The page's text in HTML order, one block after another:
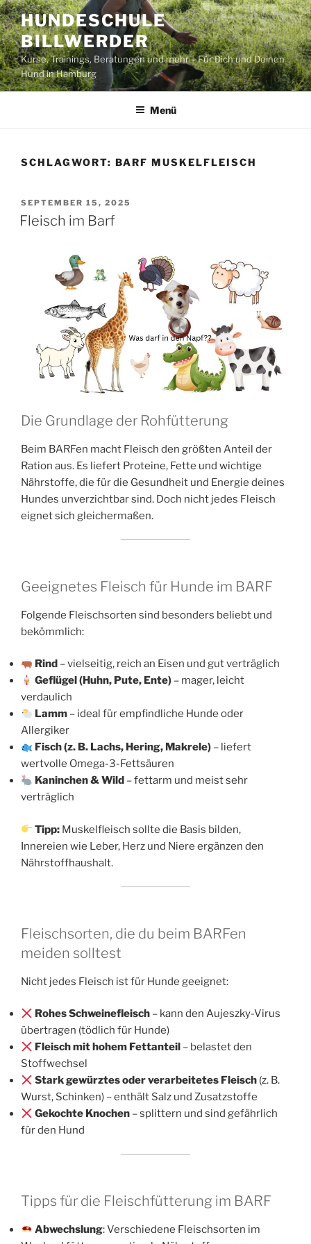
Zum
Inhalt
springen
HUNDESCHULE
BILLWERDER
Kurse, Trainings, Beratungen und mehr – Für Dich und Deinen
Hund in Hamburg
Menü
SCHLAGWORT: BARF MUSKELFLEISCH
VERÖFFENTLICHT
AM
SEPTEMBER 15, 2025
Fleisch im Barf
Die Grundlage der Rohfütterung
Beim BARFen macht Fleisch den größten Anteil der
Ration aus. Es liefert Proteine, Fette und wichtige
Nährstoffe, die für die Gesundheit und Energie deines
Hundes unverzichtbar sind. Doch nicht jedes Fleisch
eignet sich gleichermaßen.
Geeignetes Fleisch für Hunde im BARF
Folgende Fleischsorten sind besonders beliebt und
bekömmlich:
Rind – vielseitig, reich an Eisen und gut verträglich
Geflügel (Huhn, Pute, Ente) – mager, leicht
verdaulich
Lamm – ideal für empfindliche Hunde oder
Allergiker
Fisch (z. B. Lachs, Hering, Makrele) – liefert
wertvolle Omega-3-Fettsäuren
Kaninchen & Wild – fettarm und meist sehr
verträglich
Tipp: Muskelfleisch sollte die Basis bilden,
Innereien wie Leber, Herz und Niere ergänzen den
Nährstoffhaushalt.
Fleischsorten, die du beim BARFen
meiden solltest
Nicht jedes Fleisch ist für Hunde geeignet:
Rohes Schweinefleisch – kann den Aujeszky-Virus
übertragen (tödlich für Hunde)
Fleisch mit hohem Fettanteil – belastet den
Stoffwechsel
Stark gewürztes oder verarbeitetes Fleisch (z. B.
Wurst, Schinken) – enthält Salz und Zusatzstoffe
Gekochte Knochen – splittern und sind gefährlich
für den Hund
Tipps für die Fleischfütterung im BARF
Abwechslung: Verschiedene Fleischsorten im